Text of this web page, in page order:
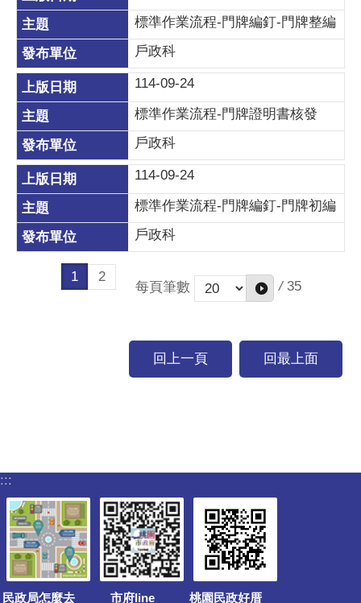
標準作業流程-門牌編釘-門牌整編
戶政科
114-09-24
標準作業流程-門牌證明書核發
戶政科
114-09-24
標準作業流程-門牌編釘-門牌初編
戶政科
1 2
每頁筆數 / 35
回上一頁 回最上面
:::
民政局怎麼去 市府line 桃園民政好厝